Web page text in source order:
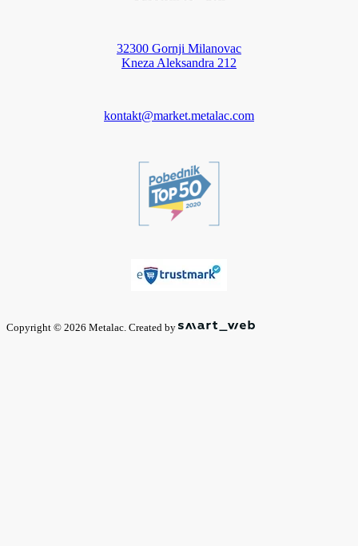
32300 Gornji Milanovac
Kneza Aleksandra 212
kontakt@market.metalac.com
Copyright © 2026 Metalac. Created by